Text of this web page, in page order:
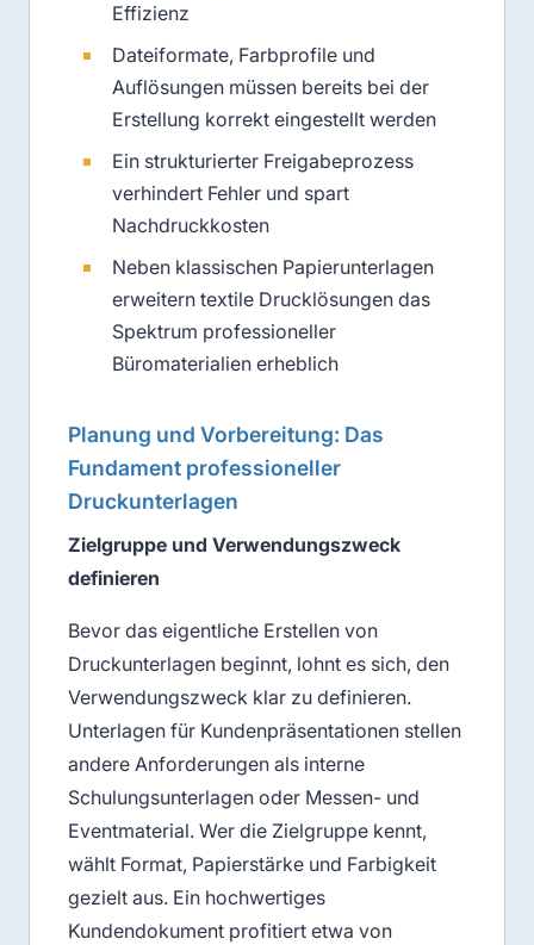
Effizienz
Dateiformate, Farbprofile und
Auflösungen müssen bereits bei der
Erstellung korrekt eingestellt werden
Ein strukturierter Freigabeprozess
verhindert Fehler und spart
Nachdruckkosten
Neben klassischen Papierunterlagen
erweitern textile Drucklösungen das
Spektrum professioneller
Büromaterialien erheblich
Planung und Vorbereitung: Das
Fundament professioneller
Druckunterlagen
Zielgruppe und Verwendungszweck
definieren
Bevor das eigentliche Erstellen von
Druckunterlagen beginnt, lohnt es sich, den
Verwendungszweck klar zu definieren.
Unterlagen für Kundenpräsentationen stellen
andere Anforderungen als interne
Schulungsunterlagen oder Messen- und
Eventmaterial. Wer die Zielgruppe kennt,
wählt Format, Papierstärke und Farbigkeit
gezielt aus. Ein hochwertiges
Kundendokument profitiert etwa von